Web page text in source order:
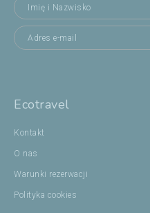
Ecotravel
Kontakt
O nas
Warunki rezerwacji
Polityka cookies